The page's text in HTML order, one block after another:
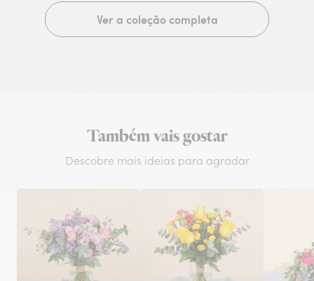
Ver a coleção completa
Também vais gostar
Descobre mais ideias para agradar